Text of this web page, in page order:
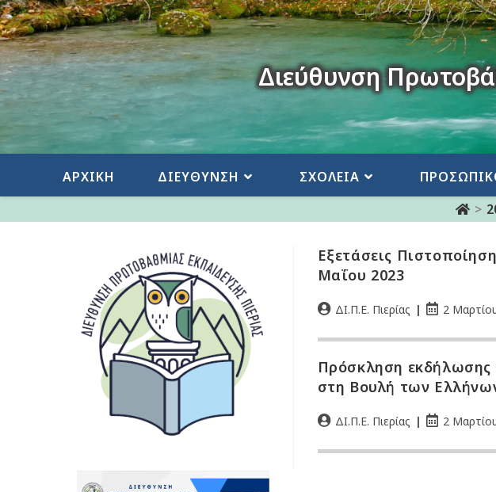
Διεύθυνση
ΑΡΧΙΚΗ ΔΙΕΥΘΥΝΣΗ ΣΧΟΛΕΙΑ
>
Εξετάσεις
Μαΐου 2023
ΔΙ.Π.Ε. Πιερίας 2
Πρόσκληση εκδήλωσης
στη Βουλή των
ΔΙ.Π.Ε. Πιερίας 2